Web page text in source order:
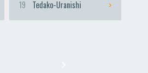
19 Tedako-Uranishi